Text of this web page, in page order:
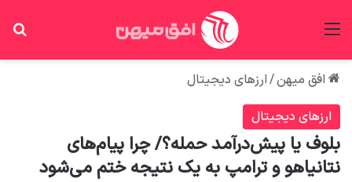
افق میهن/ارزهای دیجیتال
ارزهای دیجیتال
بلوف یا پیش‌درآمد حمله؟/ چرا پیام‌های
نتانیاهو و ترامپ به یک نتیجه ختم می‌شود